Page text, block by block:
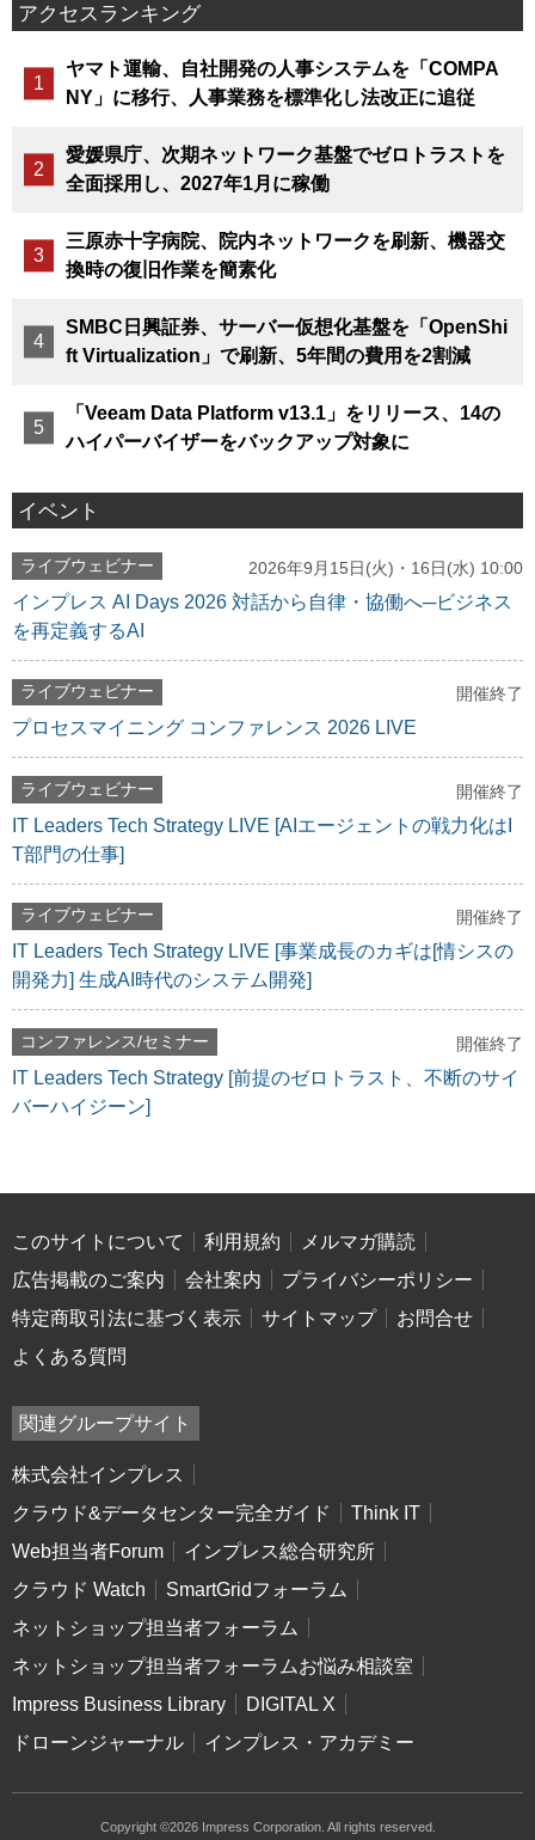
アクセスランキング
ヤマト運輸、自社開発の人事システムを「COMPA
NY」に移行、人事業務を標準化し法改正に追従
愛媛県庁、次期ネットワーク基盤でゼロトラストを
全面採用し、2027年1月に稼働
三原赤十字病院、院内ネットワークを刷新、機器交
換時の復旧作業を簡素化
SMBC日興証券、サーバー仮想化基盤を「OpenShi
ft Virtualization」で刷新、5年間の費用を2割減
「Veeam Data Platform v13.1」をリリース、14の
ハイパーバイザーをバックアップ対象に
イベント
ライブウェビナー 2026年9月15日(火)・16日(水) 10:00
インプレス AI Days 2026 対話から自律・協働へ─ビジネス
を再定義するAI
ライブウェビナー 開催終了
プロセスマイニング コンファレンス 2026 LIVE
ライブウェビナー 開催終了
IT Leaders Tech Strategy LIVE [AIエージェントの戦力化はI
T部門の仕事]
ライブウェビナー 開催終了
IT Leaders Tech Strategy LIVE [事業成長のカギは[情シスの
開発力] 生成AI時代のシステム開発]
コンファレンス/セミナー 開催終了
IT Leaders Tech Strategy [前提のゼロトラスト、不断のサイ
バーハイジーン]
このサイトについて 利用規約
メルマガ購読
広告掲載のご案内
会社案内
プライバシーポリシー
特定商取引法に基づく表示
サイトマップ
お問合せ
よくある質問
関連グループサイト
株式会社インプレス
クラウド&データセンター完全ガイド
Think IT
Web担当者Forum
インプレス総合研究所
クラウド Watch
SmartGridフォーラム
ネットショップ担当者フォーラム
ネットショップ担当者フォーラムお悩み相談室
Impress Business Library
DIGITAL X
ドローンジャーナル
インプレス・アカデミー
Copyright ©2026 Impress Corporation. All rights reserved.